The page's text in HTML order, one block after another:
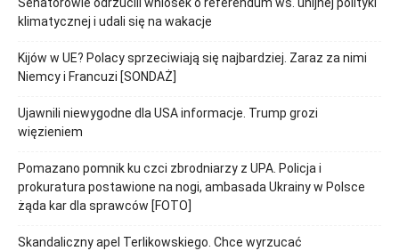
Senatorowie odrzucili wniosek o referendum ws. unijnej polityki
klimatycznej i udali się na wakacje
Kijów w UE? Polacy sprzeciwiają się najbardziej. Zaraz za nimi
Niemcy i Francuzi [SONDAŻ]
Ujawnili niewygodne dla USA informacje. Trump grozi
więzieniem
Pomazano pomnik ku czci zbrodniarzy z UPA. Policja i
prokuratura postawione na nogi, ambasada Ukrainy w Polsce
żąda kar dla sprawców [FOTO]
Skandaliczny apel Terlikowskiego. Chce wyrzucać